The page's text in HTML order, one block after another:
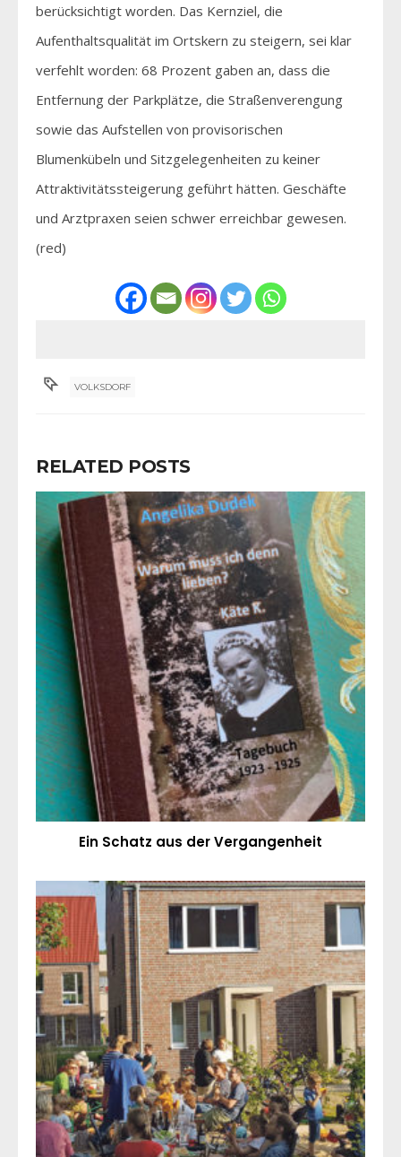
berücksichtigt worden. Das Kernziel, die
Aufenthaltsqualität im Ortskern zu steigern, sei klar
verfehlt worden: 68 Prozent gaben an, dass die
Entfernung der Parkplätze, die Straßenverengung
sowie das Aufstellen von provisorischen
Blumenkübeln und Sitzgelegenheiten zu keiner
Attraktivitätssteigerung geführt hätten. Geschäfte
und Arztpraxen seien schwer erreichbar gewesen.
(red)
VOLKSDORF
RELATED POSTS
Ein Schatz aus der Vergangenheit